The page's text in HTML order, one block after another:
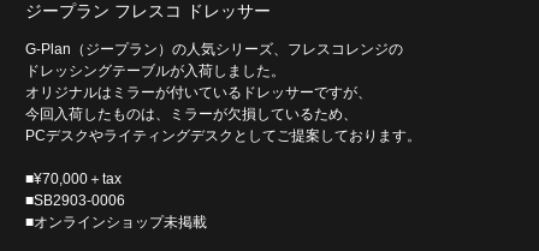
ジープラン フレスコ ドレッサー
G-Plan（ジープラン）の人気シリーズ、フレスコレンジの
ドレッシングテーブルが入荷しました。
オリジナルはミラーが付いているドレッサーですが、
今回入荷したものは、ミラーが欠損しているため、
PCデスクやライティングデスクとしてご提案しております。
■¥70,000＋tax
■SB2903-0006
■オンラインショップ未掲載